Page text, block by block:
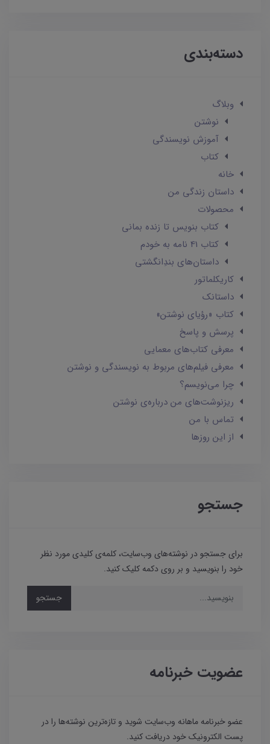
دسته‌بندی
وبلاگ
نوشتن
آموزش نویسندگی
کتاب
خانه
داستان زندگی من
محصولات
کتاب بنویس تا زنده بمانی
کتاب 41 نامه به خودم
داستان‌های بندِانگشتی
کاریکلماتور
داستانک‌
کتاب «رؤیای نوشتن»
پرسش و پاسخ
معرفی کتاب‌های معمایی
معرفی فیلم‌های مربوط به نویسندگی و نوشتن
چرا می‌نویسم؟
ریزنوشت‌های من درباره‌ی نوشتن
تماس با من
از این روزها
جستجو
برای جستجو در نوشته‌های وب‌سایت، کلمه‌ی کلیدی مورد نظر
خود را بنویسید و بر روی دکمه کلیک کنید.
جستجو
عضویت خبرنامه
عضو خبرنامه ماهانه وب‌سایت شوید و تازه‌ترین نوشته‌ها را در
پست الکترونیک خود دریافت کنید.